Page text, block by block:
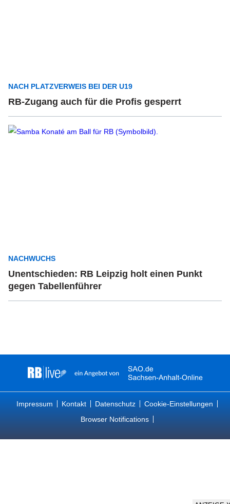
NACH PLATZVERWEIS BEI DER U19
RB-Zugang auch für die Profis gesperrt
NACHWUCHS
Unentschieden: RB Leipzig holt einen Punkt
gegen Tabellenführer
Impressum Kontakt Datenschutz
Cookie-Einstellungen
Browser Notifications